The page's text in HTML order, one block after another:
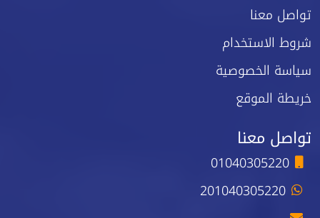
تواصل معنا
شروط الاستخدام
سياسة الخصوصية
خريطة الموقع
تواصل معنا
01040305220
201040305220